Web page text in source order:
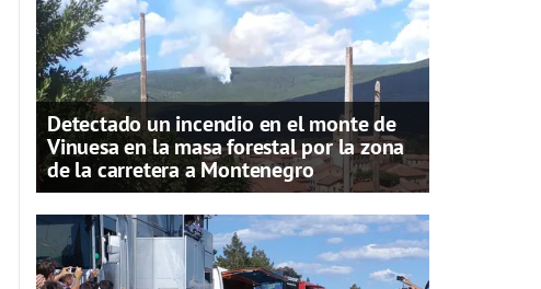
Detectado un incendio en el monte de
Vinuesa en la masa forestal por la zona
de la carretera a Montenegro